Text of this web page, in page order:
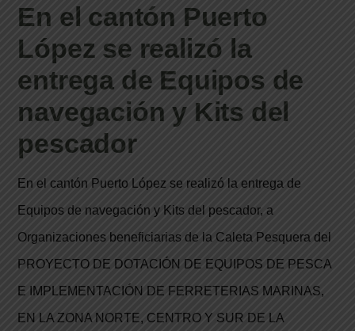
En el cantón Puerto
López se realizó la
entrega de Equipos de
navegación y Kits del
pescador
En el cantón Puerto López se realizó la entrega de
Equipos de navegación y Kits del pescador, a
Organizaciones beneficiarias de la Caleta Pesquera del
PROYECTO DE DOTACIÓN DE EQUIPOS DE PESCA
E IMPLEMENTACIÓN DE FERRETERIAS MARINAS,
EN LA ZONA NORTE, CENTRO Y SUR DE LA